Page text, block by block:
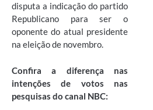
disputa a indicação do partido
Republicano para ser o
oponente do atual presidente
na eleição de novembro.
Confira a diferença nas
intenções de votos nas
pesquisas do canal NBC: